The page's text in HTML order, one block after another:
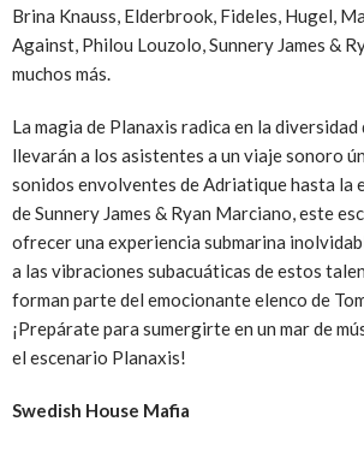
Brina Knauss, Elderbrook, Fideles, Hugel,
Against, Philou Louzolo, Sunnery James &
muchos más.
La magia de Planaxis radica en la
llevarán a los asistentes a un viaje sonoro
sonidos envolventes de Adriatique hasta la
de Sunnery James & Ryan Marciano, este
ofrecer una experiencia submarina
a las vibraciones subacuáticas de estos
forman parte del emocionante elenco de
¡Prepárate para sumergirte en un mar de
el escenario Planaxis!
Swedish House Mafia